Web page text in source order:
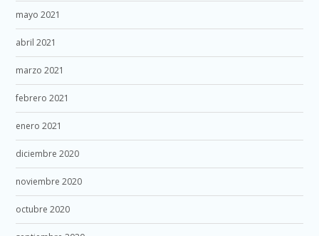
mayo 2021
abril 2021
marzo 2021
febrero 2021
enero 2021
diciembre 2020
noviembre 2020
octubre 2020